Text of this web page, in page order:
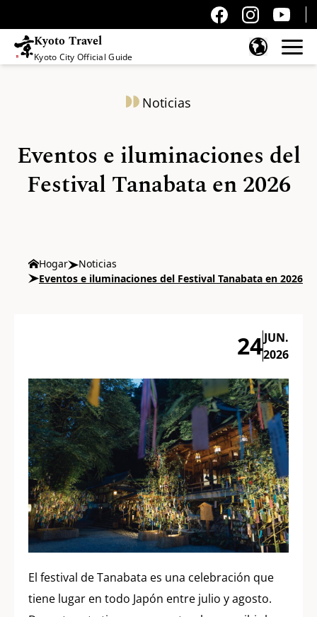
Kyoto Travel
Kyoto City Official Guide
Noticias
Eventos e iluminaciones del
Festival Tanabata en 2026
Hogar
Noticias
Eventos e iluminaciones del Festival Tanabata en 2026
24JUN.
2026
El festival de Tanabata es una celebración que
tiene lugar en todo Japón entre julio y agosto.